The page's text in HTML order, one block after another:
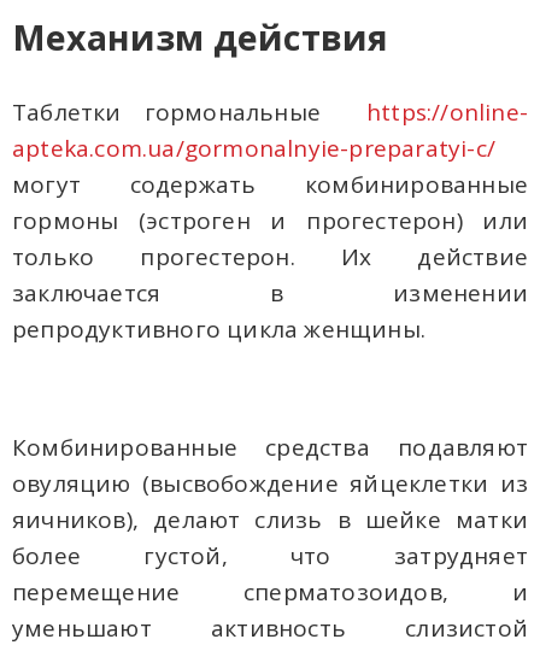
Механизм действия
Таблетки гормональные https://online-
apteka.com.ua/gormonalnyie-preparatyi-c/
могут содержать комбинированные
гормоны (эстроген и прогестерон) или
только прогестерон. Их действие
заключается в изменении
репродуктивного цикла женщины.
Комбинированные средства подавляют
овуляцию (высвобождение яйцеклетки из
яичников), делают слизь в шейке матки
более густой, что затрудняет
перемещение сперматозоидов, и
уменьшают активность слизистой